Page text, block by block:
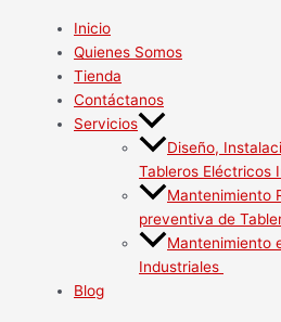
Inicio
Quienes Somos
Tienda
Contáctanos
Servicios
Diseño,
Tableros Eléctricos
Mantenimiento
preventiva de
Mantenimiento
Industriales
Blog